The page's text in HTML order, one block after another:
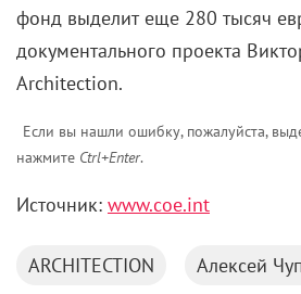
фонд выделит еще 280 тысяч
документального проекта
Architection.
Если вы нашли ошибку, пожалуйста,
нажмите Ctrl+Enter.
Источник: www.coe.int
ARCHITECTION Алексей